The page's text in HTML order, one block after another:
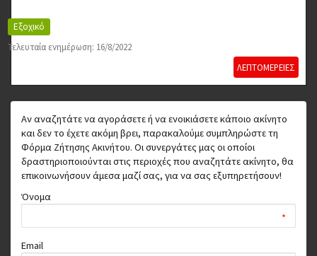
Εξοχικό
Τελευταία ενημέρωση: 16/8/2022
ΛΕΠΤΟΜΕΡΕΙΕΣ
Αν αναζητάτε να αγοράσετε ή να ενοικιάσετε κάποιο ακίνητο
και δεν το έχετε ακόμη βρει, παρακαλούμε συμπληρώστε τη
Φόρμα Ζήτησης Ακινήτου. Οι συνεργάτες μας οι οποίοι
δραστηριοποιούνται στις περιοχές που αναζητάτε ακίνητο, θα
επικοινωνήσουν άμεσα μαζί σας, για να σας εξυπηρετήσουν!
Όνομα
*
Email